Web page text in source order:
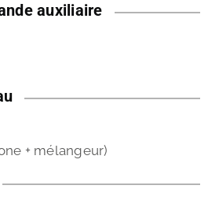
auxiliaire
+ mélangeur)